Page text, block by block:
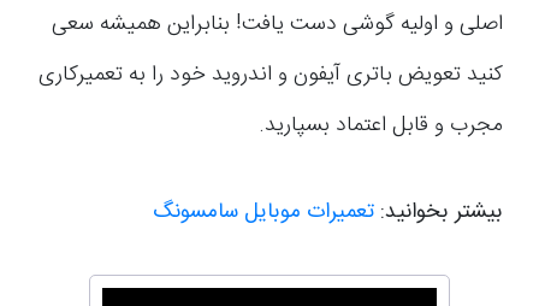
اصلی و اولیه گوشی دست یافت! بنابراین همیشه سعی
کنید تعویض باتری آیفون و اندروید خود را به تعمیرکاری
مجرب و قابل اعتماد بسپارید.
بیشتر بخوانید: تعمیرات موبایل سامسونگ